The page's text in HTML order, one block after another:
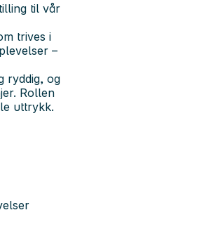
til vår
trives i
–
ryddig, og
Rollen
uttrykk.